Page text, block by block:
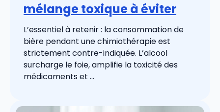
mélange toxique à éviter
L’essentiel à retenir : la consommation de
bière pendant une chimiothérapie est
strictement contre-indiquée. L’alcool
surcharge le foie, amplifie la toxicité des
médicaments et ...